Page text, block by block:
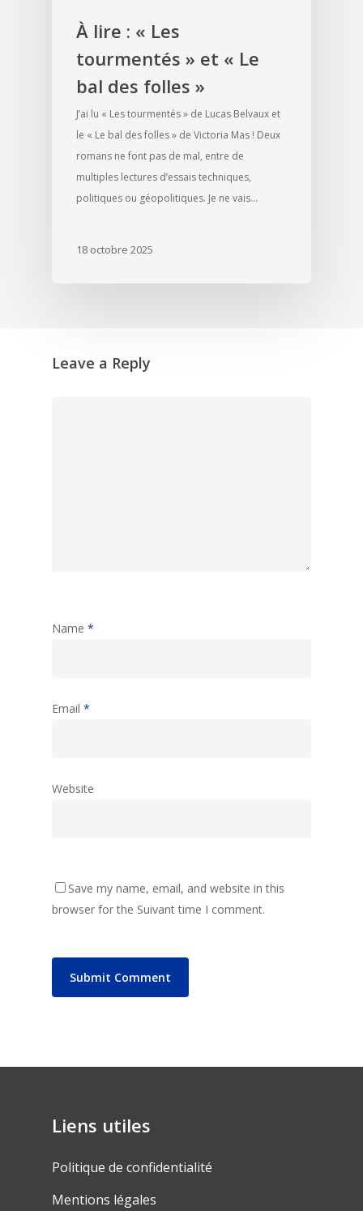
À lire : « Les
tourmentés » et « Le
bal des folles »
J’ai lu « Les tourmentés » de Lucas Belvaux et
le « Le bal des folles » de Victoria Mas ! Deux
romans ne font pas de mal, entre de
multiples lectures d’essais techniques,
politiques ou géopolitiques. Je ne vais…
18 octobre 2025
Leave a Reply
Name *
Email *
Website
Save my name, email, and website in this
browser for the Suivant time I comment.
Liens utiles
Politique de confidentialité
Mentions légales